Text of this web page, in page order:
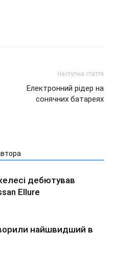
Наступна стаття
Електронний рідер на
сонячних батареях
дебютував
Ellure
найшвидший в